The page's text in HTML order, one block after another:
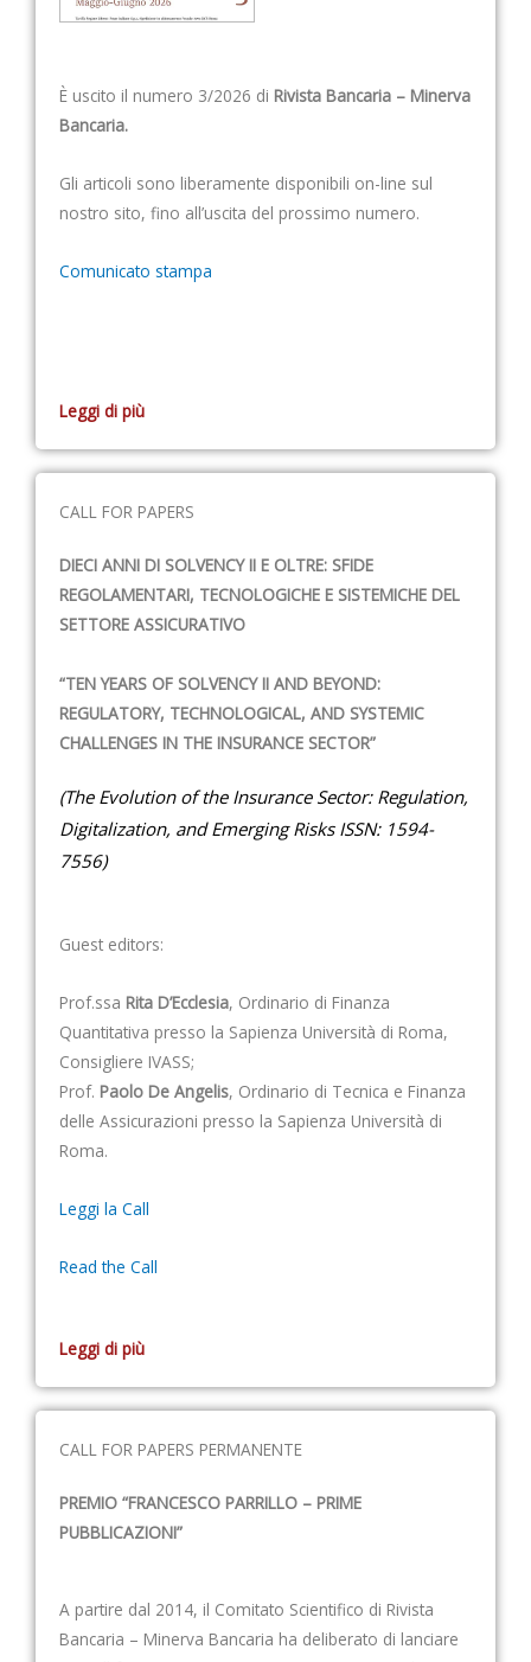
È uscito il numero 3/2026 di Rivista Bancaria – Minerva
Bancaria.
Gli articoli sono liberamente disponibili on-line sul
nostro sito, fino all’uscita del prossimo numero.
Comunicato stampa
Leggi di più
CALL FOR PAPERS
DIECI ANNI DI SOLVENCY II E OLTRE: SFIDE
REGOLAMENTARI, TECNOLOGICHE E SISTEMICHE DEL
SETTORE ASSICURATIVO
“TEN YEARS OF SOLVENCY II AND BEYOND:
REGULATORY, TECHNOLOGICAL, AND SYSTEMIC
CHALLENGES IN THE INSURANCE SECTOR”
(The Evolution of the Insurance Sector: Regulation,
Digitalization, and Emerging Risks ISSN: 1594-
7556)
Guest editors:
Prof.ssa Rita D’Ecclesia, Ordinario di Finanza
Quantitativa presso la Sapienza Università di Roma,
Consigliere IVASS;
Prof. Paolo De Angelis, Ordinario di Tecnica e Finanza
delle Assicurazioni presso la Sapienza Università di
Roma.
Leggi la Call
Read the Call
Leggi di più
CALL FOR PAPERS PERMANENTE
PREMIO “FRANCESCO PARRILLO – PRIME
PUBBLICAZIONI”
A partire dal 2014, il Comitato Scientifico di Rivista
Bancaria – Minerva Bancaria ha deliberato di lanciare